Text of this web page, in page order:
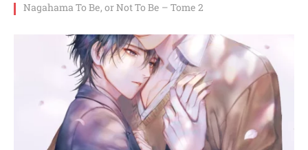
Nagahama To Be, or Not To Be – Tome 2